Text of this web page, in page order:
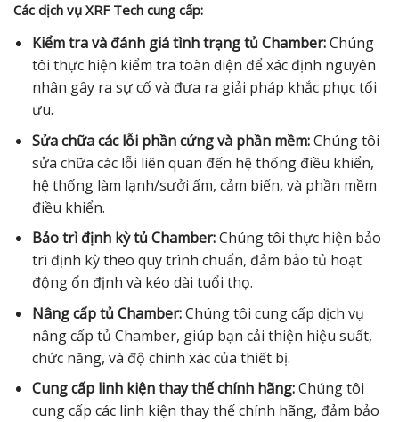
Các dịch vụ XRF Tech cung cấp:
Kiểm tra và đánh giá tình trạng tủ Chamber:Chúng
tôi thực hiện kiểm tra toàn diện để xác định nguyên
nhân gây ra sự cố và đưa ra giải pháp khắc phục tối
ưu.
Sửa chữa các lỗi phần cứng và phần mềm:Chúng tôi
sửa chữa các lỗi liên quan đến hệ thống điều khiển,
hệ thống làm lạnh/sưởi ấm, cảm biến, và phần mềm
điều khiển.
Bảo trì định kỳ tủ Chamber:Chúng tôi thực hiện bảo
trì định kỳ theo quy trình chuẩn, đảm bảo tủ hoạt
động ổn định và kéo dài tuổi thọ.
Nâng cấp tủ Chamber:Chúng tôi cung cấp dịch vụ
nâng cấp tủ Chamber, giúp bạn cải thiện hiệu suất,
chức năng, và độ chính xác của thiết bị.
Cung cấp linh kiện thay thế chính hãng:Chúng tôi
cung cấp các linh kiện thay thế chính hãng, đảm bảo